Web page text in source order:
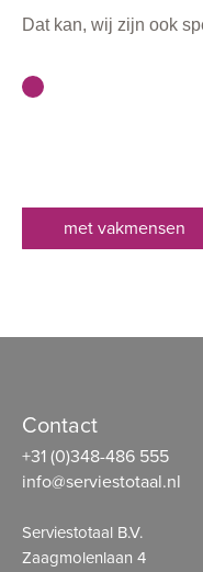
Dat kan, wij zijn ook
met vakmensen
Contact
+31 (0)348-486 555
info@serviestotaal.nl
Serviestotaal B.V.
Zaagmolenlaan 4